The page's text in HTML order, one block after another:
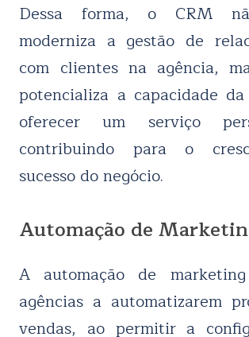
Dessa forma, o CRM
moderniza a gestão de
com clientes na agência,
potencializa a capacidade
oferecer um serviço
contribuindo para o
sucesso do negócio.
Automação de
A automação de
agências a automatizarem
vendas, ao permitir a